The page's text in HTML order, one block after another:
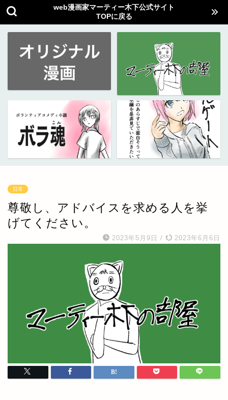
web漫画家マーティー木下公式サイト
TOPに戻る
日常
尊敬し、アドバイスを求める人を挙
げてください。
2023年5月9日 / 2023年6月6日